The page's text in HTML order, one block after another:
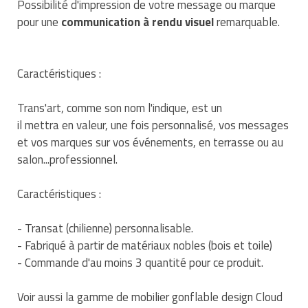
Ustensile cuisine professionnel
Vitrines pour magasin
Traitement de l'air
Trancheuse professionnelle
Transformateur électrique
Tubes et profilés
Tuyau flexible
Tuyau galvanisé
Tuyau renforcé
Ventilateurs et aération d'atelier
Tapis de bureau
Traitement des surfaces
Traitement du linge
Vestiaires et casiers
Equipements de football
Equipements pour patinage
Equipements pour roller
Equipements pour skateboard
Equipements pour stade et terrain
sportif
Jeu gymnique
Loisirs
Pétrin professionnel
Plats et plateaux
Pompes à sauce
Portes commandes restaurant
Réchaud professionnel
Réfrigérateur professionnel
Restauration foraine
Robinetterie professionnelle
Possibilité d'impression de votre message ou marque
pour une communication à rendu visuelremarquable.
Caractéristiques :
Trans'art, comme son nom l'indique, est un
il mettra en valeur, une fois personnalisé, vos messages
et vos marques sur vos événements, en terrasse ou au
salon...professionnel.
Caractéristiques :
- Transat (chilienne) personnalisable.
- Fabriqué à partir de matériaux nobles (bois et toile)
- Commande d'au moins 3 quantité pour ce produit.
Voir aussi la gamme de mobilier gonflable design Cloud